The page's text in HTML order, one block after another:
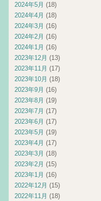
2024年5月 (18)
2024年4月 (18)
2024年3月 (16)
2024年2月 (16)
2024年1月 (16)
2023年12月 (13)
2023年11月 (17)
2023年10月 (18)
2023年9月 (16)
2023年8月 (19)
2023年7月 (17)
2023年6月 (17)
2023年5月 (19)
2023年4月 (17)
2023年3月 (18)
2023年2月 (15)
2023年1月 (16)
2022年12月 (15)
2022年11月 (18)